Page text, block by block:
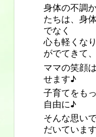
身体の不調
たちは、身
でなく
心も軽くな
がでてきて
ママの笑顔
せます♪
子育てをも
自由に♪
そんな思い
だいています